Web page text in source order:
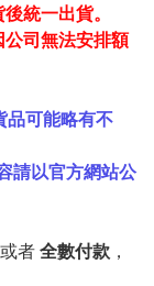
統一出貨。
公司無法安排額
品可能略有不
請以官方網站公
或者 全數付款 ，